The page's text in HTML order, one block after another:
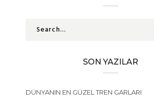
SON YAZILAR
DÜNYANIN EN GÜZEL TREN GARLARI